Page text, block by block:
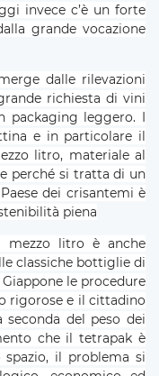
invece c’è un forte
grande vocazione
dalle rilevazioni
richiesta di vini
packaging leggero. I
e in particolare il
litro, materiale al
perché si tratta di un
dei crisantemi è
piena
mezzo litro è anche
classiche bottiglie di
le procedure
rigorose e il cittadino
del peso dei
che il tetrapak è
il problema si